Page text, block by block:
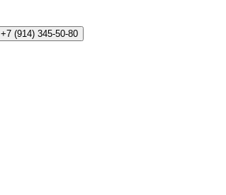
+7 (914) 345-50-80